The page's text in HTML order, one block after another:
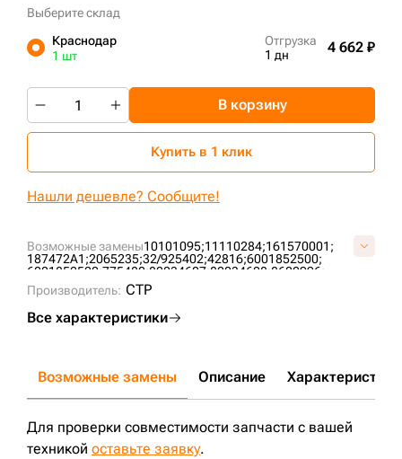
Возможные замены10101095;11110284;161570001;
187472A1;2065235;32/925402;42816;6001852500;
6001852520;775480;82034607;82034608;8602996;
87682992;
AF25618;CF1141;
Производитель: CTP
Все характеристики
Выберите склад
Краснодар
1 шт
Отгрузка
1 дн
4 662 ₽
В корзину
Купить в 1 клик
Нашли дешевле? Сообщите!
Возможные замены Описание Характеристики
Для проверки совместимости запчасти с вашей
техникой оставьте заявку.